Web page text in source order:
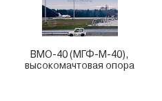
ВМО-40 (МГФ-М-40),
высокомачтовая опора